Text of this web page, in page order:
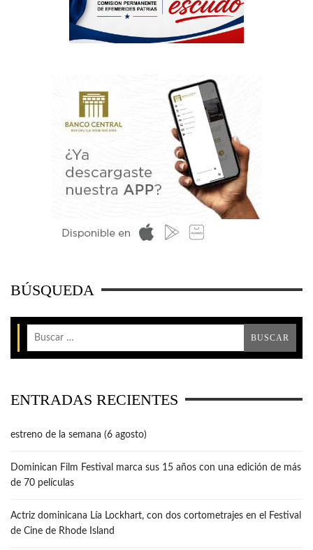
BÚSQUEDA
ENTRADAS RECIENTES
estreno de la semana (6 agosto)
Dominican Film Festival marca sus 15 años con una edición de más
de 70 películas
Actriz dominicana Lía Lockhart, con dos cortometrajes en el Festival
de Cine de Rhode Island